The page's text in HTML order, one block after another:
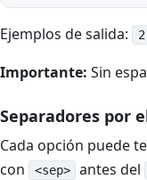
Ejemplos de salida:
Importante: Sin
Separadores por
Cada opción puede
con
<sep> antes del